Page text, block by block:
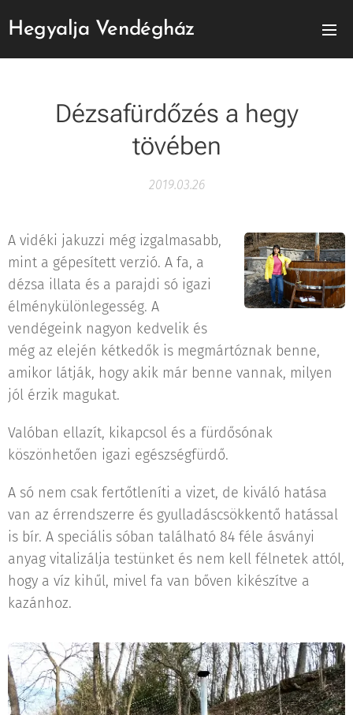
Hegyalja Vendégház
Dézsafürdőzés a hegy
tövében
2019.03.26
A vidéki jakuzzi még izgalmasabb,
mint a gépesített verzió. A fa, a
dézsa illata és a parajdi só igazi
élménykülönlegesség. A
vendégeink nagyon kedvelik és
még az elején kétkedők is megmártóznak benne,
amikor látják, hogy akik már benne vannak, milyen
jól érzik magukat.
Valóban ellazít, kikapcsol és a fürdősónak
köszönhetően igazi egészségfürdő.
A só nem csak fertőtleníti a vizet, de kiváló hatása
van az érrendszerre és gyulladáscsökkentő hatással
is bír. A speciális sóban található 84 féle ásványi
anyag vitalizálja testünket és nem kell félnetek attól,
hogy a víz kihűl, mivel fa van bőven kikészítve a
kazánhoz.